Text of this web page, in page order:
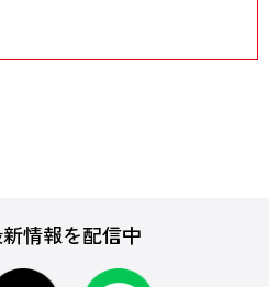
情報を配信中